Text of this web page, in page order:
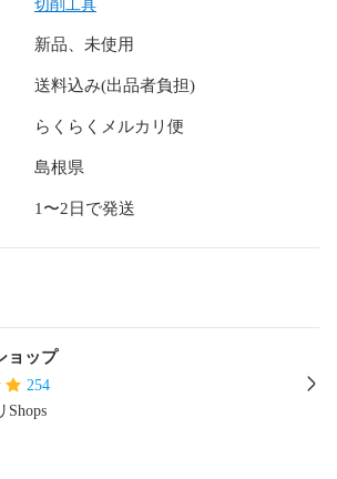
切削工具
新品、未使用
送料込み(出品者負担)
らくらくメルカリ便
島根県
1〜2日で発送
ョップ
254
Shops